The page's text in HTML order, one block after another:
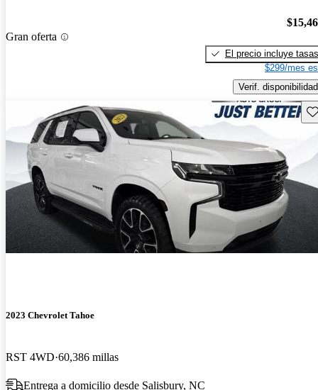
Gran oferta
El precio incluye tasas
$299/mes
Verif. disponibilidad
2023 Chevrolet Tahoe
RST 4WD 60,386 millas
Entrega a domicilio desde Salisbury, NC